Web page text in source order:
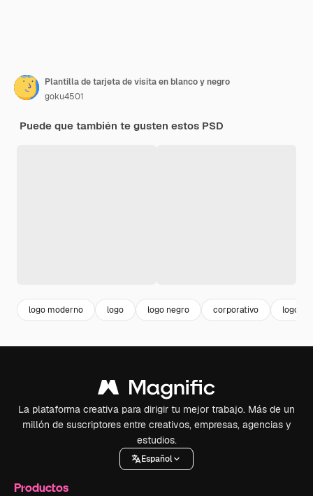
Plantilla de tarjeta de visita en blanco y negro
goku4501
Puede que también te gusten estos PSD
logo moderno logo logo negro corporativo logos
La plataforma creativa para dirigir tu mejor trabajo. Más de un
millón de suscriptores entre creativos, empresas, agencias y
estudios.
Español
Productos